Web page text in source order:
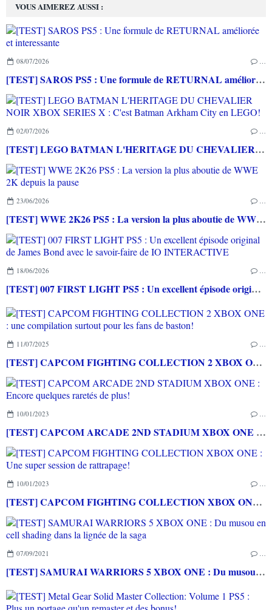
VOUS AIMEREZ AUSSI :
08/07/2026 …
[TEST] SAROS PS5 : Une formule de RETURNAL améliorée et interessante
02/07/2026 …
[TEST] LEGO BATMAN L'HERITAGE DU CHEVALIER NOIR XBOX SERIES X : C'est Batman Arkham City en LEGO!
23/06/2026 …
[TEST] WWE 2K26 PS5 : La version la plus aboutie de WWE 2K depuis la pause
18/06/2026 …
[TEST] 007 FIRST LIGHT PS5 : Un excellent épisode original de James Bond avec le savoir-faire de IO INTERACTIVE
11/07/2025 …
[TEST] CAPCOM FIGHTING COLLECTION 2 XBOX ONE : une compilation surtout pour les fans de baston!
10/01/2023 …
[TEST] CAPCOM ARCADE 2ND STADIUM XBOX ONE : Encore quelques raretés de plus!
10/01/2023 …
[TEST] CAPCOM FIGHTING COLLECTION XBOX ONE : Une super session de rattrapage!
07/09/2021 …
[TEST] SAMURAI WARRIORS 5 XBOX ONE : Du musou en cell shading dans la lignée de la saga